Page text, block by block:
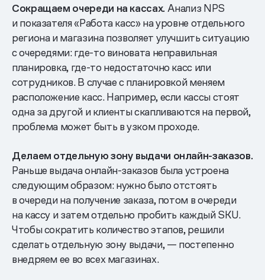
Сокращаем очереди на кассах. Анализ NPS
и показателя «Работа касс» на уровне отдельного
региона и магазина позволяет улучшить ситуацию
с очередями: где-то виновата неправильная
планировка, где-то недостаточно касс или
сотрудников. В случае с планировкой меняем
расположение касс. Например, если кассы стоят
одна за другой и клиенты скапливаются на первой,
проблема может быть в узком проходе.
Делаем отдельную зону выдачи онлайн-заказов.
Раньше выдача онлайн-заказов была устроена
следующим образом: нужно было отстоять
в очереди на получение заказа, потом в очереди
на кассу и затем отдельно пробить каждый SKU.
Чтобы сократить количество этапов, решили
сделать отдельную зону выдачи, — постепенно
внедряем ее во всех магазинах.